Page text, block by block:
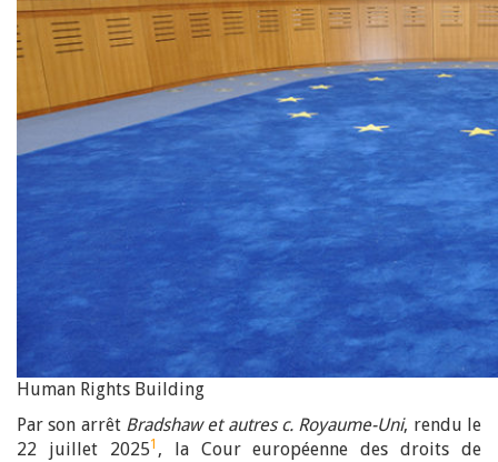
Human Rights Building
Par son arrêt Bradshaw et autres c. Royaume-Uni, rendu le
22 juillet 20251 , la Cour européenne des droits de